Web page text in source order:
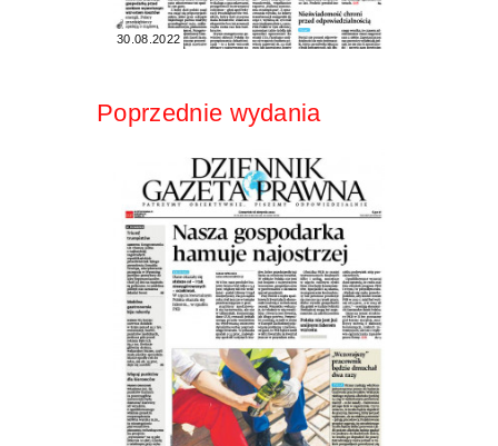
30.08.2022
Poprzednie wydania